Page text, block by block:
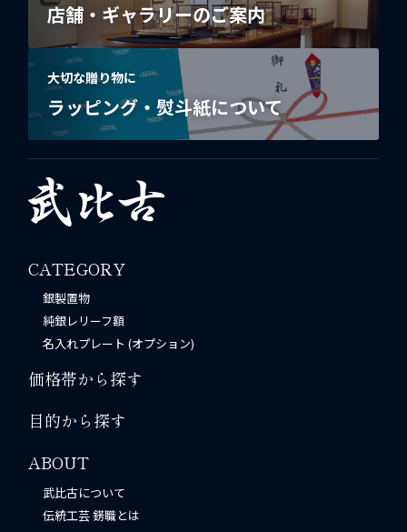
店舗・ギャラリーのご案内
大切な贈り物に
ラッピング・熨斗紙について
CATEGORY
銀製置物
純銀レリーフ額
名入れプレート (オプション)
価格帯から探す
目的から探す
ABOUT
武比古について
伝統工芸 錺職とは